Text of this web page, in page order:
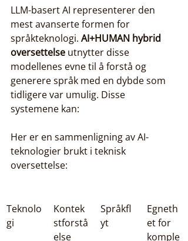
LLM-basert AI representerer den
mest avanserte formen for
språkteknologi. AI+HUMAN hybrid
oversettelse utnytter disse
modellenes evne til å forstå og
generere språk med en dybde som
tidligere var umulig. Disse
systemene kan:
Her er en sammenligning av AI-
teknologier brukt i teknisk
oversettelse:
Teknolo
gi
Kontek
stforstå
else
Språkfl
yt
Egneth
et for
komple